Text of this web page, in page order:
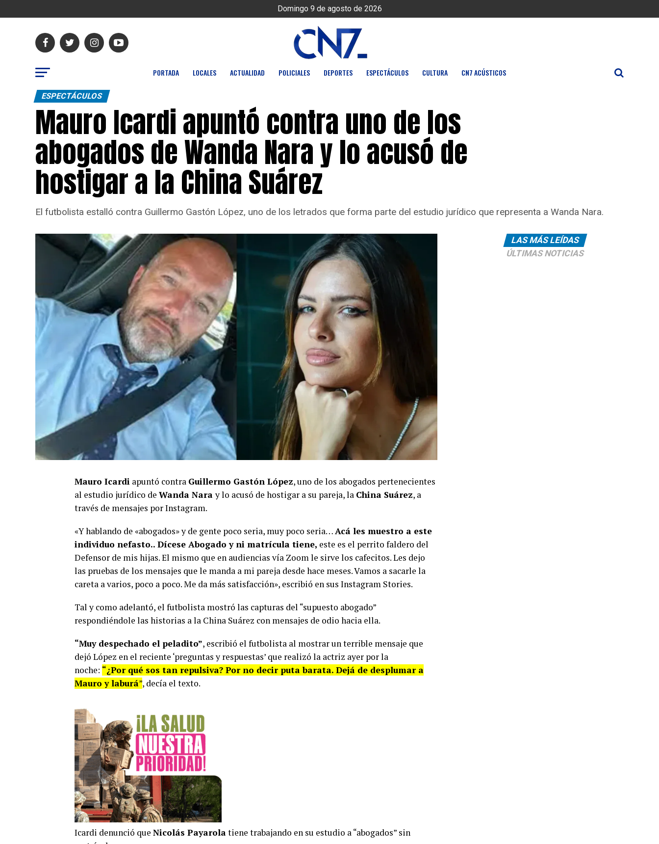
Domingo 9 de agosto de 2026
PORTADA LOCALES ACTUALIDAD POLICIALES DEPORTES ESPECTÁCULOS CULTURA CN7 ACÚSTICOS
ESPECTÁCULOS
Mauro Icardi apuntó contra uno de los
abogados de Wanda Nara y lo acusó de
hostigar a la China Suárez
El futbolista estalló contra Guillermo Gastón López, uno de los letrados que forma parte del estudio jurídico que representa a Wanda Nara.
Mauro Icardi apuntó contra Guillermo Gastón López, uno de los abogados pertenecientes
al estudio jurídico de Wanda Naray lo acusó de hostigar a su pareja, la China Suárez, a
través de mensajes por Instagram.
«Y hablando de «abogados» y de gente poco seria, muy poco seria…Acá les muestro a este
individuo nefasto.. Dícese Abogado y ni matrícula tiene, este es el perrito faldero del
Defensor de mis hijas. El mismo que en audiencias vía Zoom le sirve los cafecitos. Les dejo
las pruebas de los mensajes que le manda a mi pareja desde hace meses. Vamos a sacarle la
careta a varios, poco a poco. Me da más satisfacción», escribió en sus Instagram Stories.
Tal y como adelantó, el futbolista mostró las capturas del “supuesto abogado”
respondiéndole las historias a la China Suárez con mensajes de odio hacia ella.
“Muy despechado el peladito”, escribió el futbolista al mostrar un terrible mensaje que
dejó López en el reciente ‘preguntas y respuestas’ que realizó la actriz ayer por la
noche: “¿Por qué sos tan repulsiva? Por no decir puta barata. Dejá de desplumar a
Mauro y laburá”, decía el texto.
Icardi denunció que Nicolás Payarolatiene trabajando en su estudio a “abogados” sin
LAS MÁS LEÍDAS
ÚLTIMAS NOTICIAS